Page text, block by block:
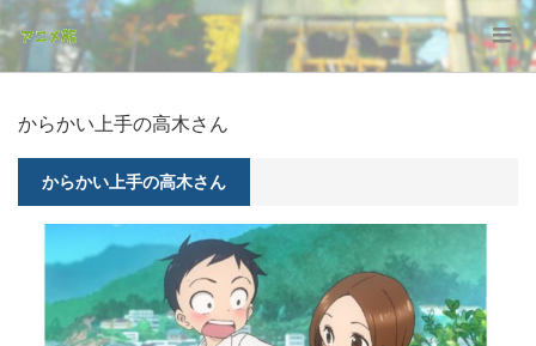
からかい上手の高木さん
からかい上手の高木さん